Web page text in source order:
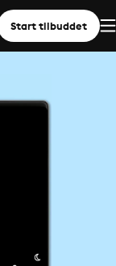
Start tilbuddet